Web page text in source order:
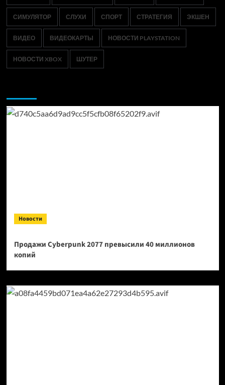
СИМУЛЯТОР СЛУХИ СПОРТ СТРАТЕГИЯ ЭКШЕН
ВИДЕО ВИДЕОКАРТЫ НОВОСТИ PLAYSTATION
НОВОСТИ XBOX ШУТЕР
Новости
Продажи Cyberpunk 2077 превысили 40 миллионов
копий